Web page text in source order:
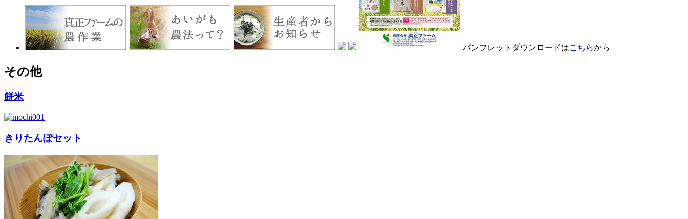
パンフレットダウンロードはこちらから
その他
餅米
きりたんぽセット